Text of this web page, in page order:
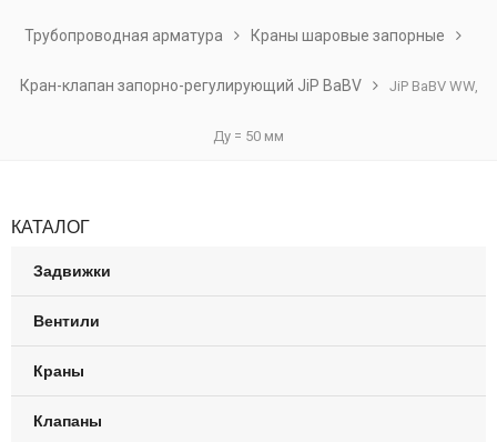
Трубопроводная арматура Краны шаровые запорные
Кран-клапан запорно-регулирующий JiP BaBV JiP BaBV WW,
Ду = 50 мм
КАТАЛОГ
Задвижки
Вентили
Краны
Клапаны